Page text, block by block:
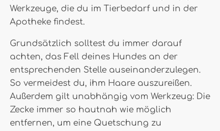
Werkzeuge, die du im Tierbedarf und in der
Apotheke findest.
Grundsätzlich solltest du immer darauf
achten, das Fell deines Hundes an der
entsprechenden Stelle auseinanderzulegen.
So vermeidest du, ihm Haare auszureißen.
Außerdem gilt unabhängig vom Werkzeug: Die
Zecke immer so hautnah wie möglich
entfernen, um eine Quetschung zu